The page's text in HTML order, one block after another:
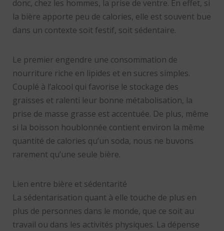
donc, chez les hommes, la prise de ventre. En effet, si
la bière apporte peu de calories, elle est souvent bue
dans un contexte soit festif, soit sédentaire.
Le premier engendre une consommation de
nourriture riche en lipides et en sucres simples.
Couplé à l’alcool qui favorise le stockage des
graisses et ralenti leur bonne métabolisation, la
prise de masse grasse est accentuée. De plus, même
si la boisson houblonnée contient environ la même
quantité de calories qu’un soda, nous ne buvons
rarement qu’une seule bière.
Lien entre bière et sédentarité
La sédentarisation quant à elle touche de plus en
plus de personnes dans le monde, que ce soit au
travail ou dans les activités physiques. La dépense